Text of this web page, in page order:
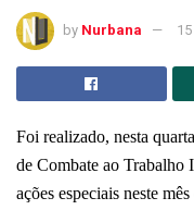
by Nurbana
Foi realizado, nesta
de Combate ao Trabalho
ações especiais neste